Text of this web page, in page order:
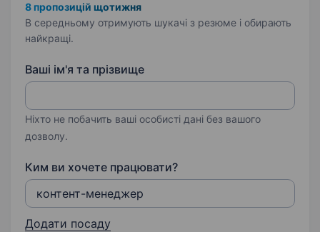
8 пропозицій щотижня
В середньому отримують шукачі з резюме і обирають
найкращі.
Ваші ім'я та прізвище
Ніхто не побачить ваші особисті дані без вашого
дозволу.
Ким ви хочете працювати?
Додати посаду